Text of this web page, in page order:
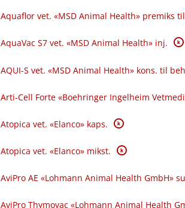
Aquaflor vet. «MSD Animal Health» premiks
AquaVac S7 vet. «MSD Animal Health» inj. K
AQUI-S vet. «MSD Animal Health» kons. til
Arti-Cell Forte «Boehringer Ingelheim
Atopica vet. «Elanco» kaps. K
Atopica vet. «Elanco» mikst. K
AviPro AE «Lohmann Animal Health GmbH»
AviPro Thymovac «Lohmann Animal Health